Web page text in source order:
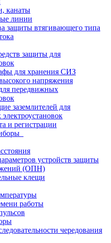
канаты
линии
защиты втягивающего типа
защиты для
для хранения СИЗ
напряжения
передвижных
заземлителей для
и регистрации
устройств защиты
(ОПН)
клещи
работы
чередования